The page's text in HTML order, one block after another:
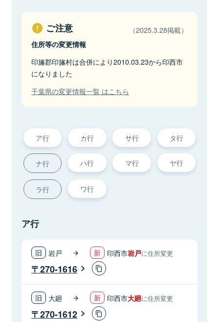
ご注意 （2025.3.28掲載）
住所等の変更情報
印旛郡印旛村は合併により2010.03.23から印西市
になりました
千葉県の変更情報一覧 はこちら
ア行 カ行 サ行 タ行
ナ行 ハ行 マ行 ヤ行
ラ行 ワ行
ア行
岩戸 印西市岩戸に住所変更
270-1616
大廻 印西市大廻に住所変更
270-1612